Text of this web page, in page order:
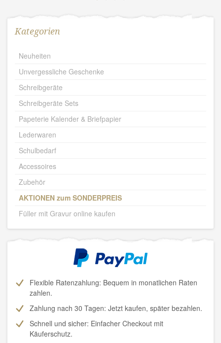
Kategorien
Neuheiten
Unvergessliche Geschenke
Schreibgeräte
Schreibgeräte Sets
Papeterie Kalender & Briefpapier
Lederwaren
Schulbedarf
Accessoires
Zubehör
AKTIONEN zum SONDERPREIS
Füller mit Gravur online kaufen
Flexible Ratenzahlung: Bequem in monatlichen Raten
zahlen.
Zahlung nach 30 Tagen: Jetzt kaufen, später bezahlen.
Schnell und sicher: Einfacher Checkout mit
Käuferschutz.